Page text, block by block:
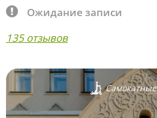
Ожидание записи
135 отзывов
Самокатные